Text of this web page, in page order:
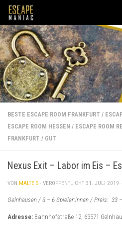
Unter dem Inhalt
BESTE ESCAPE ROOM FRANKFURT /
ESCAPE ROOM HESSEN / ESCAPE ROOM
FRANKFURT / GUT
Nexus Exit – Labor im Eis –
VON MALTE S · VERÖFFENTLICHT 31. JULI 2019
Gelnhausen / 3 – 6 Spieler:innen / Preis: 33
Adresse: Bahnhofstraße 12, 63571